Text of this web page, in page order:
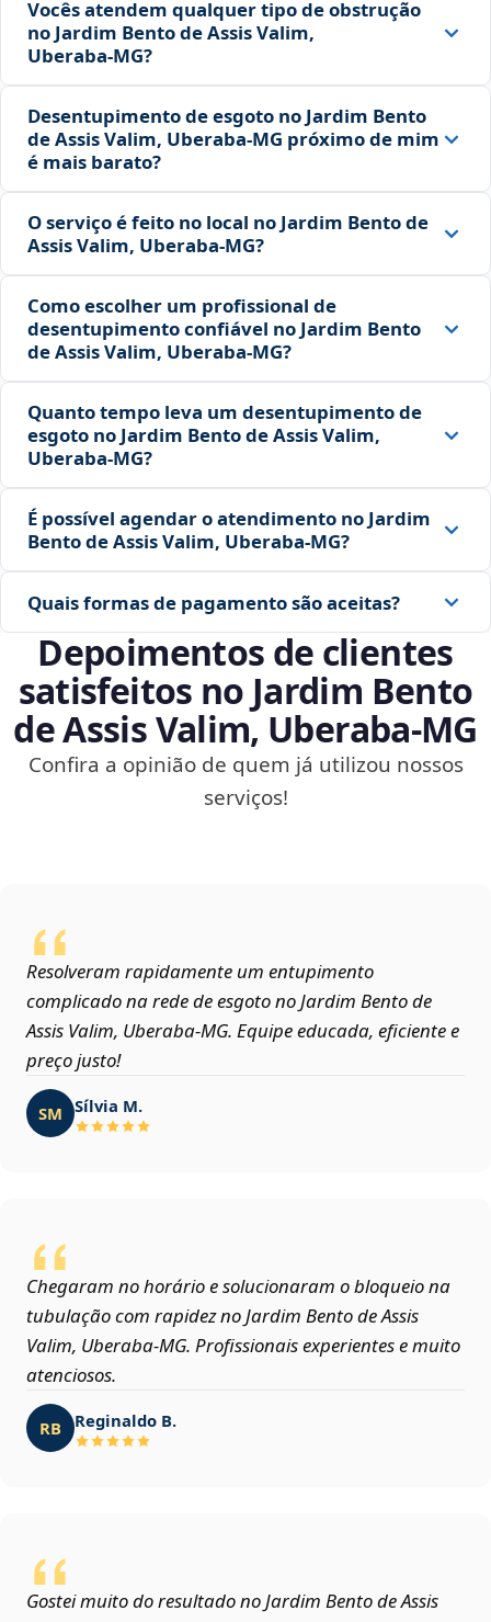
Vocês atendem qualquer tipo de obstrução
no Jardim Bento de Assis Valim,
Uberaba‑MG?
Desentupimento de esgoto no Jardim Bento
de Assis Valim, Uberaba‑MG próximo de mim
é mais barato?
O serviço é feito no local no Jardim Bento de
Assis Valim, Uberaba‑MG?
Como escolher um profissional de
desentupimento confiável no Jardim Bento
de Assis Valim, Uberaba‑MG?
Quanto tempo leva um desentupimento de
esgoto no Jardim Bento de Assis Valim,
Uberaba‑MG?
É possível agendar o atendimento no Jardim
Bento de Assis Valim, Uberaba‑MG?
Quais formas de pagamento são aceitas?
Depoimentos de clientes
satisfeitos no Jardim Bento
de Assis Valim, Uberaba‑MG
Confira a opinião de quem já utilizou nossos
serviços!
Resolveram rapidamente um entupimento
complicado na rede de esgoto no Jardim Bento de
Assis Valim, Uberaba‑MG. Equipe educada, eficiente e
preço justo!
SM Sílvia M.
Chegaram no horário e solucionaram o bloqueio na
tubulação com rapidez no Jardim Bento de Assis
Valim, Uberaba‑MG. Profissionais experientes e muito
atenciosos.
RB Reginaldo B.
Gostei muito do resultado no Jardim Bento de Assis